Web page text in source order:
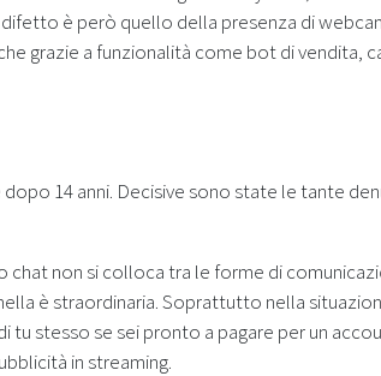
è però quello della presenza di
grazie a funzionalità come bot di
14 anni. Decisive sono state le tante
chat non si colloca tra le forme di
è straordinaria. Soprattutto nella
stesso se sei pronto a pagare per un
in streaming.